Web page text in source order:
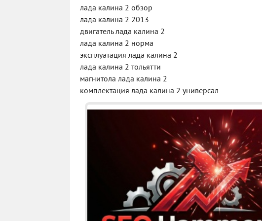
лада калина 2 обзор
лада калина 2 2013
двигатель лада калина 2
лада калина 2 норма
эксплуатация лада калина 2
лада калина 2 тольятти
магнитола лада калина 2
комплектация лада калина 2 универсал